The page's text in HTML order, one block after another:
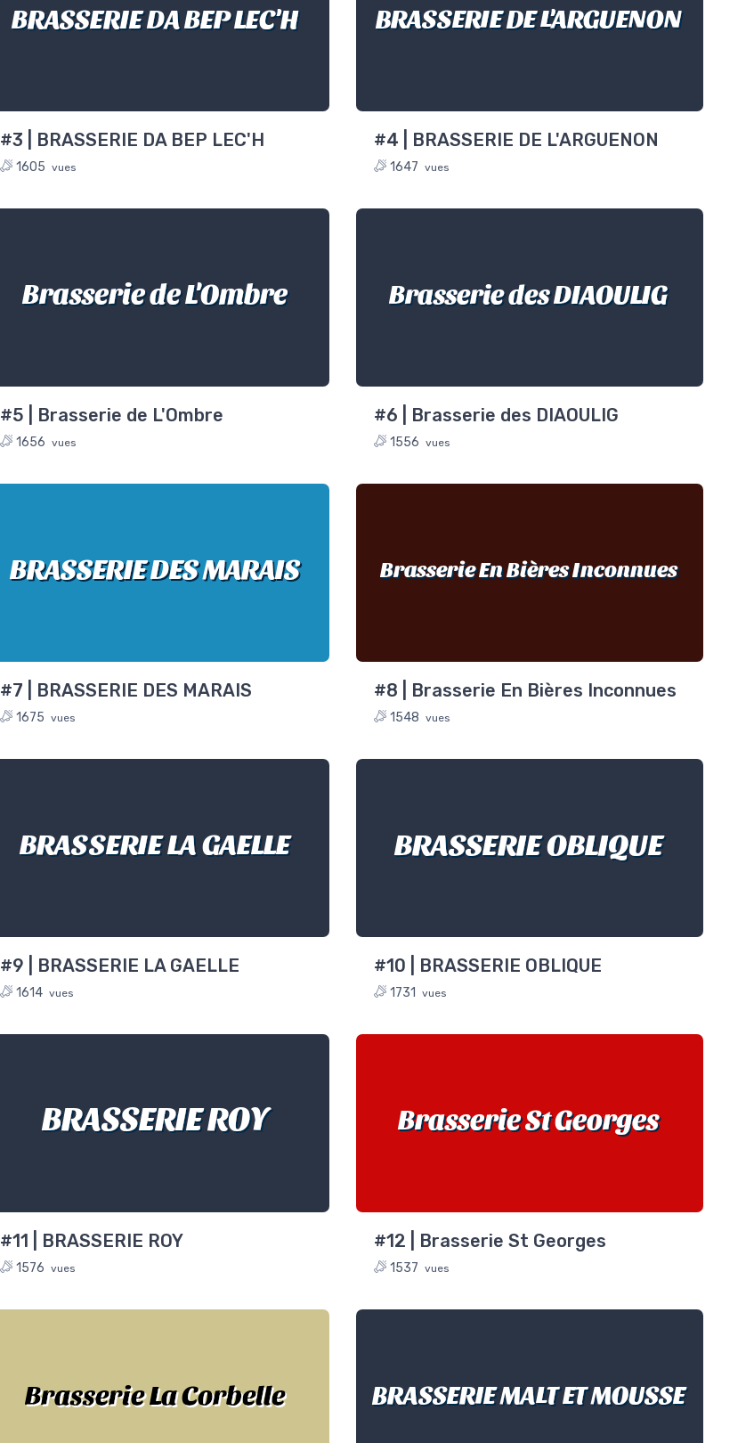
BRASSERIE DA BEP LEC'H
#3 | BRASSERIE DA BEP LEC'H
1605 vues
BRASSERIE DE L'ARGUENON
#4 | BRASSERIE DE L'ARGUENON
1647 vues
Brasserie de L'Ombre
#5 | Brasserie de L'Ombre
1656 vues
Brasserie des DIAOULIG
#6 | Brasserie des DIAOULIG
1556 vues
BRASSERIE DES MARAIS
#7 | BRASSERIE DES MARAIS
1675 vues
Brasserie En Bières Inconnues
#8 | Brasserie En Bières Inconnues
1548 vues
BRASSERIE LA GAELLE
#9 | BRASSERIE LA GAELLE
1614 vues
BRASSERIE OBLIQUE
#10 | BRASSERIE OBLIQUE
1731 vues
BRASSERIE ROY
#11 | BRASSERIE ROY
1576 vues
Brasserie St Georges
#12 | Brasserie St Georges
1537 vues
Brasserie La Corbelle BRASSERIE MALT ET MOUSSE